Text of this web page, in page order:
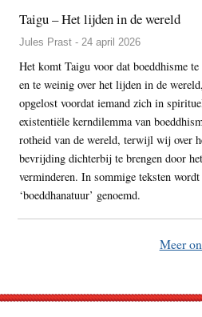
Taigu – Het lijden in de wereld
Jules Prast - 24 april 2026
Het komt Taigu voor dat boeddhisme te
en te weinig over het lijden in de
opgelost voordat iemand zich in
existentiële kerndilemma van
rotheid van de wereld, terwijl wij over
bevrijding dichterbij te brengen door
verminderen. In sommige teksten
‘boeddhanatuur’ genoemd.
Meer